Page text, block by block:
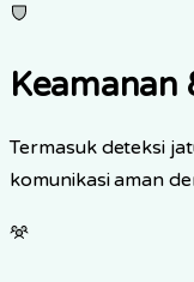
Keamanan
Termasuk deteksi
komunikasi aman